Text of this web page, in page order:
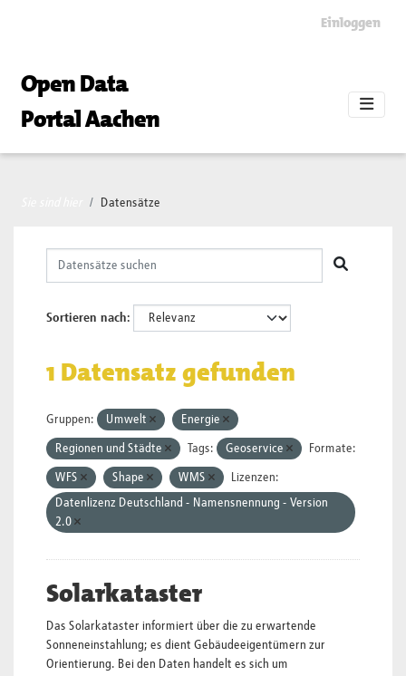
Einloggen
Open Data
Portal Aachen
Datensätze
Sortieren nach
1 Datensatz gefunden
Gruppen: Umwelt Energie
Regionen und Städte Tags: Geoservice Formate:
WFS Shape WMS
Lizenzen:
Datenlizenz Deutschland - Namensnennung - Version
2.0
Solarkataster
Das Solarkataster informiert über die zu erwartende
Sonneneinstahlung; es dient Gebäudeeigentümern zur
Orientierung. Bei den Daten handelt es sich um